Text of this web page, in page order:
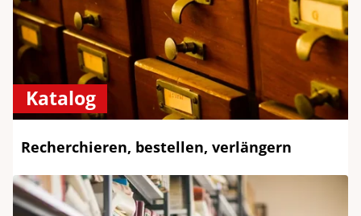
Katalog
Recherchieren, bestellen, verlängern